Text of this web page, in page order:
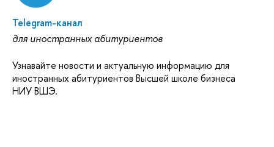
Telegram-канал
для иностранных абитуриентов
Узнавайте новости и актуальную информацию для
иностранных абитуриентов Высшей школе бизнеса
НИУ ВШЭ.